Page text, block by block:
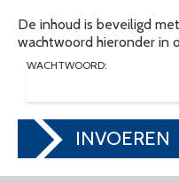
De inhoud is beveiligd
wachtwoord hieronder in
WACHTWOORD:
INVOEREN